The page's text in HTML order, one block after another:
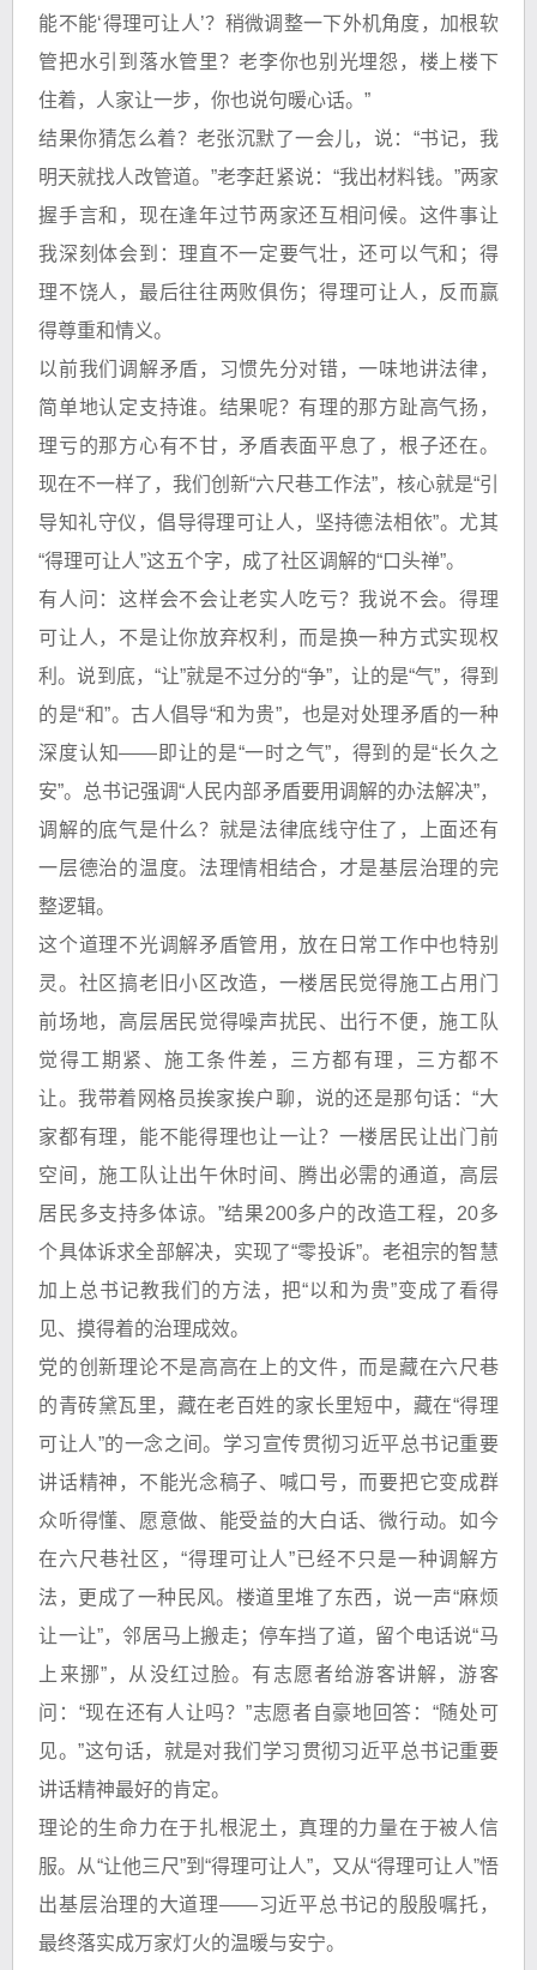
能不能‘得理可让人’？稍微调整一下外机角度，加根软
管把水引到落水管里？老李你也别光埋怨，楼上楼下
住着，人家让一步，你也说句暖心话。”
结果你猜怎么着？老张沉默了一会儿，说：“书记，我
明天就找人改管道。”老李赶紧说：“我出材料钱。”两家
握手言和，现在逢年过节两家还互相问候。这件事让
我深刻体会到：理直不一定要气壮，还可以气和；得
理不饶人，最后往往两败俱伤；得理可让人，反而赢
得尊重和情义。
以前我们调解矛盾，习惯先分对错，一味地讲法律，
简单地认定支持谁。结果呢？有理的那方趾高气扬，
理亏的那方心有不甘，矛盾表面平息了，根子还在。
现在不一样了，我们创新“六尺巷工作法”，核心就是“引
导知礼守仪，倡导得理可让人，坚持德法相依”。尤其
“得理可让人”这五个字，成了社区调解的“口头禅”。
有人问：这样会不会让老实人吃亏？我说不会。得理
可让人，不是让你放弃权利，而是换一种方式实现权
利。说到底，“让”就是不过分的“争”，让的是“气”，得到
的是“和”。古人倡导“和为贵”，也是对处理矛盾的一种
深度认知——即让的是“一时之气”，得到的是“长久之
安”。总书记强调“人民内部矛盾要用调解的办法解决”，
调解的底气是什么？就是法律底线守住了，上面还有
一层德治的温度。法理情相结合，才是基层治理的完
整逻辑。
这个道理不光调解矛盾管用，放在日常工作中也特别
灵。社区搞老旧小区改造，一楼居民觉得施工占用门
前场地，高层居民觉得噪声扰民、出行不便，施工队
觉得工期紧、施工条件差，三方都有理，三方都不
让。我带着网格员挨家挨户聊，说的还是那句话：“大
家都有理，能不能得理也让一让？一楼居民让出门前
空间，施工队让出午休时间、腾出必需的通道，高层
居民多支持多体谅。”结果200多户的改造工程，20多
个具体诉求全部解决，实现了“零投诉”。老祖宗的智慧
加上总书记教我们的方法，把“以和为贵”变成了看得
见、摸得着的治理成效。
党的创新理论不是高高在上的文件，而是藏在六尺巷
的青砖黛瓦里，藏在老百姓的家长里短中，藏在“得理
可让人”的一念之间。学习宣传贯彻习近平总书记重要
讲话精神，不能光念稿子、喊口号，而要把它变成群
众听得懂、愿意做、能受益的大白话、微行动。如今
在六尺巷社区，“得理可让人”已经不只是一种调解方
法，更成了一种民风。楼道里堆了东西，说一声“麻烦
让一让”，邻居马上搬走；停车挡了道，留个电话说“马
上来挪”，从没红过脸。有志愿者给游客讲解，游客
问：“现在还有人让吗？”志愿者自豪地回答：“随处可
见。”这句话，就是对我们学习贯彻习近平总书记重要
讲话精神最好的肯定。
理论的生命力在于扎根泥土，真理的力量在于被人信
服。从“让他三尺”到“得理可让人”，又从“得理可让人”悟
出基层治理的大道理——习近平总书记的殷殷嘱托，
最终落实成万家灯火的温暖与安宁。